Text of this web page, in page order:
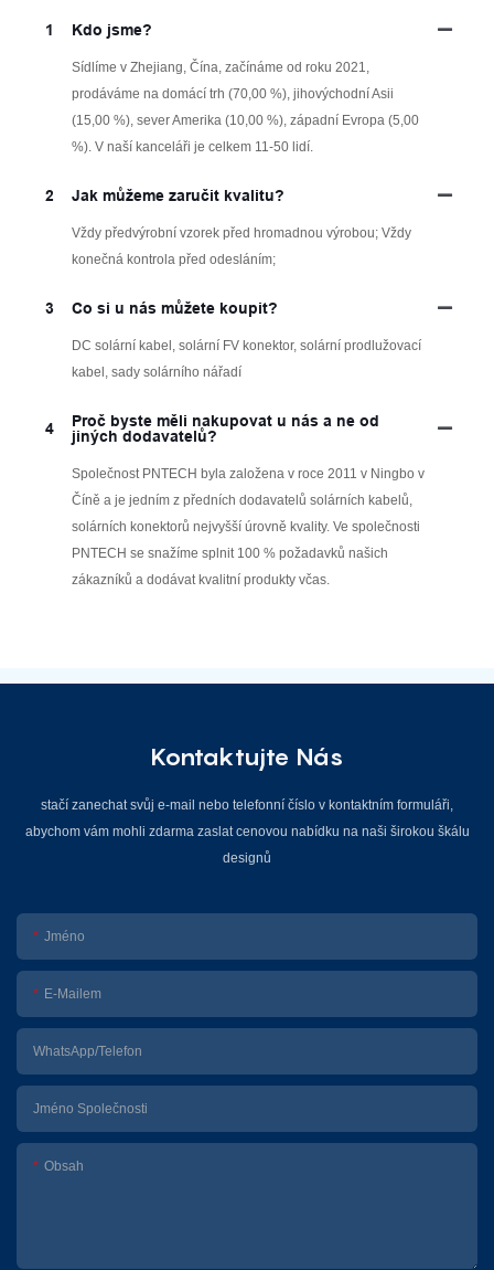
1 Kdo jsme?
Sídlíme v Zhejiang, Čína, začínáme od roku 2021,
prodáváme na domácí trh (70,00 %), jihovýchodní Asii
(15,00 %), sever Amerika (10,00 %), západní Evropa (5,00
%). V naší kanceláři je celkem 11-50 lidí.
2 Jak můžeme zaručit kvalitu?
Vždy předvýrobní vzorek před hromadnou výrobou; Vždy
konečná kontrola před odesláním;
3 Co si u nás můžete koupit?
DC solární kabel, solární FV konektor, solární prodlužovací
kabel, sady solárního nářadí
4
Proč byste měli nakupovat u nás a ne od
jiných dodavatelů?
Společnost PNTECH byla založena v roce 2011 v Ningbo v
Číně a je jedním z předních dodavatelů solárních kabelů,
solárních konektorů nejvyšší úrovně kvality. Ve společnosti
PNTECH se snažíme splnit 100 % požadavků našich
zákazníků a dodávat kvalitní produkty včas.
Kontaktujte Nás
stačí zanechat svůj e-mail nebo telefonní číslo v kontaktním formuláři,
abychom vám mohli zdarma zaslat cenovou nabídku na naši širokou škálu
designů
Jméno
E-Mailem
WhatsApp/telefon
Jméno Společnosti
Obsah